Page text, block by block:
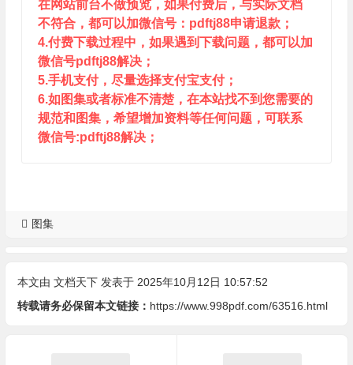
在网站前台不做预览，如果付费后，与实际文档
不符合，都可以加微信号：pdftj88申请退款；
4.付费下载过程中，如果遇到下载问题，都可以加
微信号pdftj88解决；
5.手机支付，尽量选择支付宝支付；
6.如图集或者标准不清楚，在本站找不到您需要的
规范和图集，希望增加资料等任何问题，可联系
微信号:pdftj88解决；
图集
本文由 文档天下发表于 2025年10月12日 10:57:52
转载请务必保留本文链接： https://www.998pdf.com/63516.html